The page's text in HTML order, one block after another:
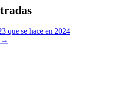
que se hace en 2024
→